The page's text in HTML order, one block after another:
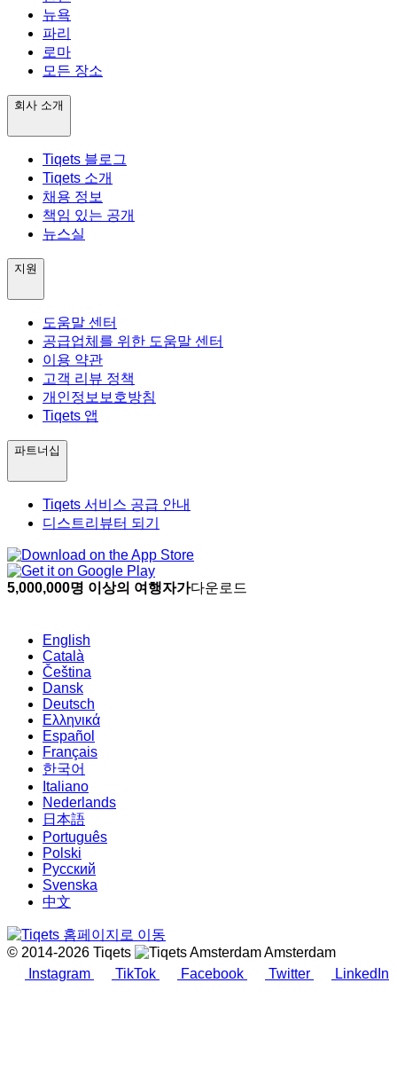
뉴욕
파리
로마
모든 장소
회사 소개
Tiqets 블로그
Tiqets 소개
채용 정보
책임 있는 공개
뉴스실
지원
도움말 센터
공급업체를 위한 도움말 센터
이용 약관
고객 리뷰 정책
개인정보보호방침
Tiqets 앱
파트너십
Tiqets 서비스 공급 안내
디스트리뷰터 되기
5,000,000명 이상의 여행자가다운로드
English
Català
Čeština
Dansk
Deutsch
Ελληνικά
Español
Français
한국어
Italiano
Nederlands
日本語
Português
Polski
Русский
Svenska
中文
© 2014-2026 Tiqets
Amsterdam
Instagram
TikTok Facebook Twitter LinkedIn